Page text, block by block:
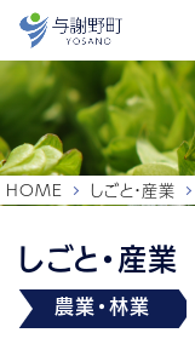
しごと・産業
農業・林業
HOME しごと・産業